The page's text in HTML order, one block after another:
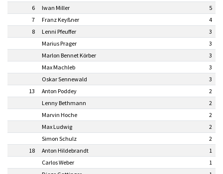
6
Iwan Miller
5
7
Franz Keyßner
4
8
Lenni Pfeuffer
3
Marius Prager
3
Marlon Bennet Körber
3
Max Machleb
3
Oskar Sennewald
3
13
Anton Poddey
2
Lenny Bethmann
2
Marvin Hoche
2
Max Ludwig
2
Simon Schulz
2
18
Anton Hildebrandt
1
Carlos Weber
1